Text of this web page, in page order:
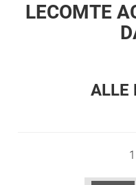
LECOMTE
ALLE
1